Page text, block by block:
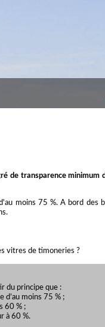
de transparence minimum
moins 75 %. A bord des
vitres de timoneries ?
du principe que :
moins 75 % ;
60 % ;
à 60 %.